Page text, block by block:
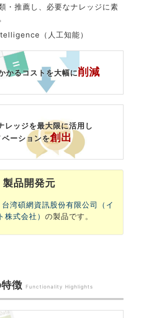
・推薦し、必要なナレッジに素
（人工知能）
かるコスト を大幅に削減
レッジを最大限に活用し
ベーションを創出
製品開発元
台湾碩網資訊股份有限公司（イ
株式会社） の製品です。
徴 Functionality Highlights